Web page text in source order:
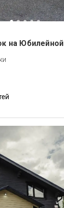
на Юбилейной